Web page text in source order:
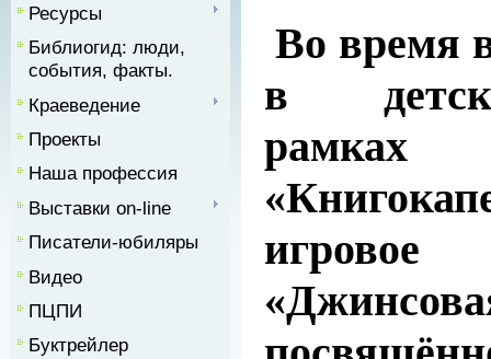
Ресурсы
Библиогид: люди,
события, факты.
Краеведение
Проекты
Наша профессия
Выставки on-line
Писатели-юбиляры
Видео
ПЦПИ
Буктрейлер
Во время
в
игровое